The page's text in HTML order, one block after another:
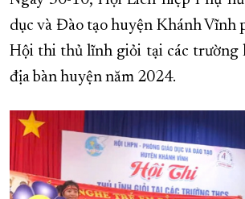
XÂY DỰNG NÔNG THÔN MỚI LỊCH CẮT
TÀU - XE - MÁY BAY
KỶ NIỆM 370 NĂM XÂY DỰNG VÀ PHÁT
XÂY DỰNG KHÁNH HÒA TRỞ THÀNH
ĐẠI HỘI ĐẢNG CÁC CẤP TRANG CHỦ VỀ
dục và Đào tạo huyện Khánh Vĩnh
Hội thi thủ lĩnh giỏi tại các trường
địa bàn huyện năm 2024.